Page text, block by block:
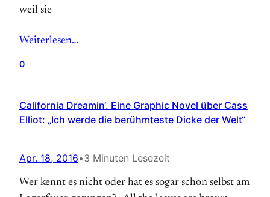
weil sie
Weiterlesen…
0
California Dreamin‘. Eine Graphic Novel über Cass
Elliot: „Ich werde die berühmteste Dicke der Welt“
Apr. 18, 2016•3 Minuten Lesezeit
Wer kennt es nicht oder hat es sogar schon selbst am